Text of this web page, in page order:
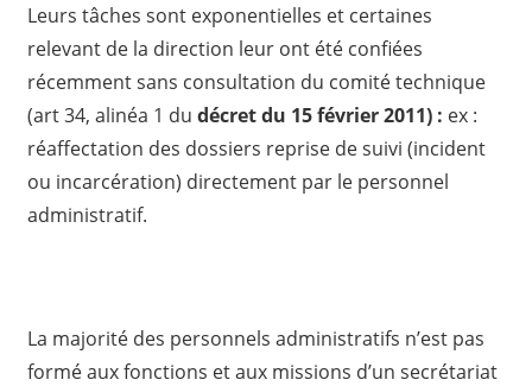
Leurs tâches sont exponentielles et certaines
relevant de la direction leur ont été confiées
récemment sans consultation du comité technique
(art 34, alinéa 1 du décret du 15 février 2011) : ex :
réaffectation des dossiers reprise de suivi (incident
ou incarcération) directement par le personnel
administratif.
La majorité des personnels administratifs n’est pas
formé aux fonctions et aux missions d’un secrétariat